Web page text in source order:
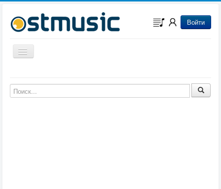
Войти
Включить/выключить навигацию
Музыка из мультфильмов
Музыка из сериалов